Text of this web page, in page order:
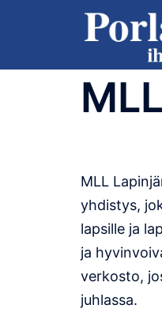
MLL
yhdistys,
lapsille ja
ja
verkosto,
juhlassa.